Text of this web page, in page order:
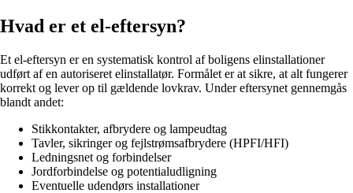
Hvad er et el-eftersyn?
Et el-eftersyn er en systematisk kontrol af boligens elinstallationer
udført af en autoriseret elinstallatør. Formålet er at sikre, at alt fungerer
korrekt og lever op til gældende lovkrav. Under eftersynet gennemgås
blandt andet:
Stikkontakter, afbrydere og lampeudtag
Tavler, sikringer og fejlstrømsafbrydere (HPFI/HFI)
Ledningsnet og forbindelser
Jordforbindelse og potentialudligning
Eventuelle udendørs installationer